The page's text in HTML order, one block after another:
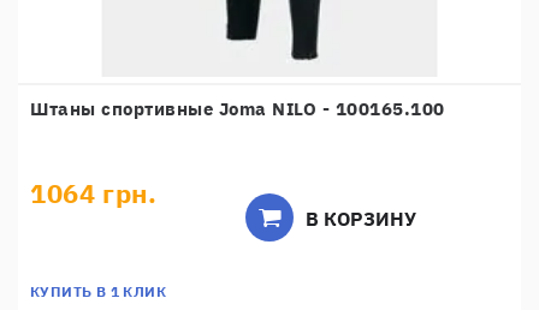
Штаны спортивные Joma NILO - 100165.100
1064 грн.
КУПИТЬ В 1 КЛИК
В КОРЗИНУ